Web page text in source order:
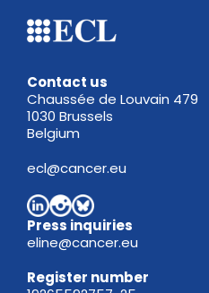
Contact us
Chaussée de Louvain 479
1030 Brussels
Belgium
ecl@cancer.eu
Press inquiries
eline@cancer.eu
Register number